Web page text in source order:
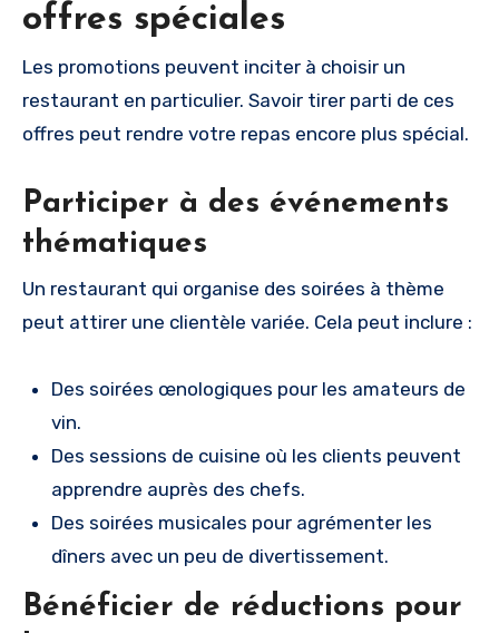
offres spéciales
Les promotions peuvent inciter à choisir un
restaurant en particulier. Savoir tirer parti de ces
offres peut rendre votre repas encore plus spécial.
Participer à des événements
thématiques
Un restaurant qui organise des soirées à thème
peut attirer une clientèle variée. Cela peut inclure :
Des soirées œnologiques pour les amateurs de
vin.
Des sessions de cuisine où les clients peuvent
apprendre auprès des chefs.
Des soirées musicales pour agrémenter les
dîners avec un peu de divertissement.
Bénéficier de réductions pour